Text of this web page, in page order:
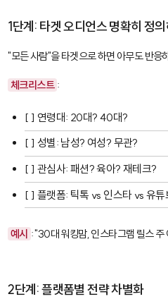
1단계: 타겟 오디언스 명확히 정의
"모든 사람"을 타겟으로 하면 아무도 반응
체크리스트 :
[ ] 연령대: 20대? 40대?
[ ] 성별: 남성? 여성? 무관?
[ ] 관심사: 패션? 육아? 재테크?
[ ] 플랫폼: 틱톡 vs 인스타 vs 유튜
예시 : "30대 워킹맘, 인스타그램 릴스
2단계: 플랫폼별 전략 차별화